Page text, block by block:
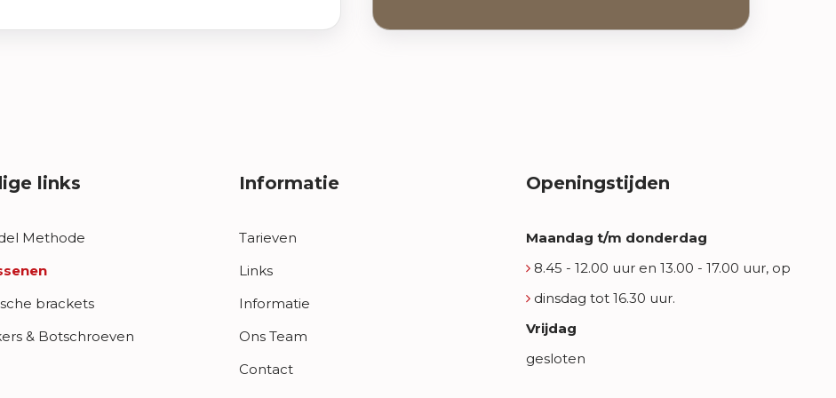
a
links
Methode
brackets
& Botschroeven
Informatie
Tarieven
Links
Informatie
Ons Team
Contact
Openingstijden
Maandag t/m donderdag
8.45 - 12.00 uur en 13.00 - 17.00 uur, op
dinsdag tot 16.30 uur.
Vrijdag
gesloten